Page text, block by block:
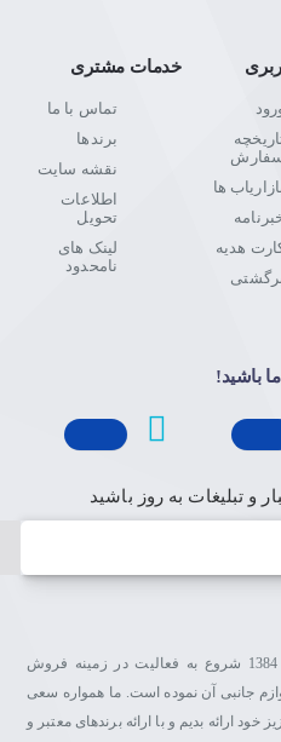
ها
هدیه
خدمات مشتری
تماس با ما
برندها
نقشه سایت
اطلاعات
تحویل
لینک های
نامحدود
باشید!
و تبلیغات به روز باشید
فروشگاه اینترنتی تکتازشاپ از سال 1384 شروع به فعالیت در زمینه فروش
جانبی آن نموده است. ما همواره سعی
ارائه بدیم و با ارائه برندهای معتبر و